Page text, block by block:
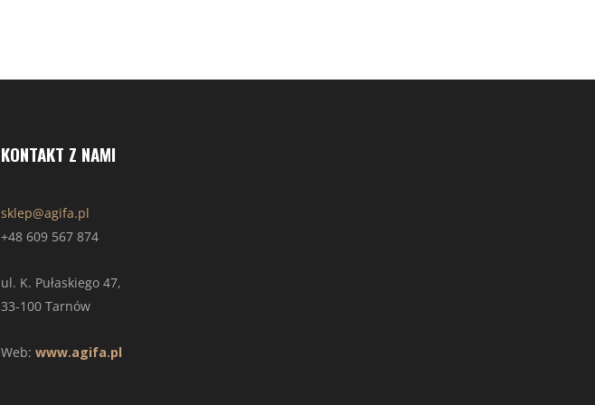
KONTAKT Z NAMI
sklep@agifa.pl
+48 609 567 874
ul. K. Pułaskiego 47,
33-100 Tarnów
Web: www.agifa.pl